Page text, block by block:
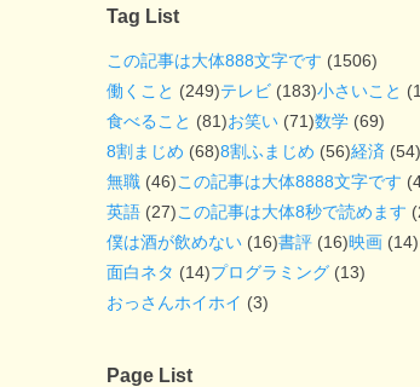
Tag List
この記事は大体888文字です (1506)
働くこと (249)テレビ (183)小さいこと
食べること (81)お笑い (71)数学 (69)
8割まじめ (68)8割ふまじめ (56)経済 (54)
無職 (46)この記事は大体8888文字です
英語 (27)この記事は大体8秒で読めます
僕は酒が飲めない (16)書評 (16)映画 (14)
面白ネタ (14)プログラミング (13)
おっさんホイホイ (3)
Page List